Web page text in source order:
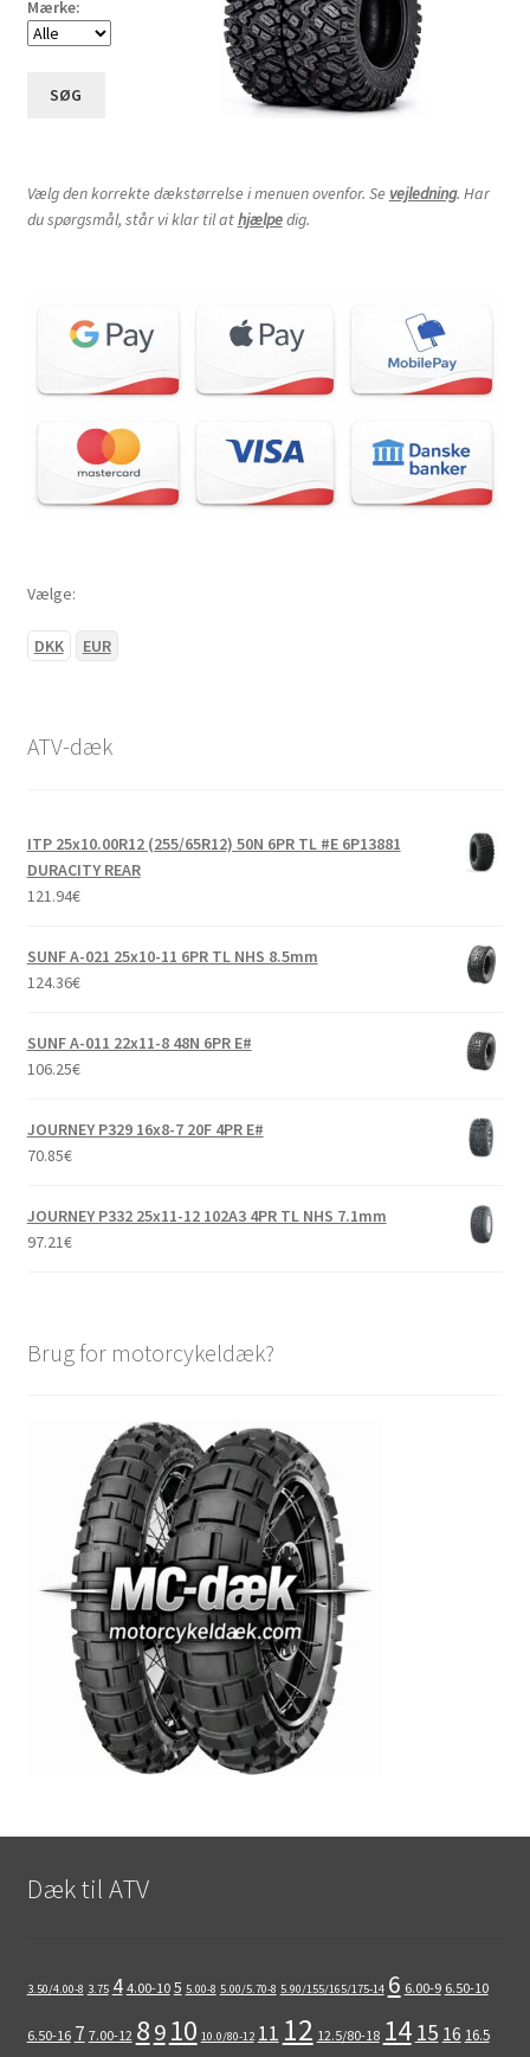
Mærke:
SØG
Vælg den korrekte dækstørrelse i menuen ovenfor. Se vejledning. Har
du spørgsmål, står vi klar til athjælpedig.
Vælge:
DKK EUR
ATV-dæk
ITP 25x10.00R12 (255/65R12) 50N 6PR TL #E 6P13881
DURACITY REAR
121.94€
SUNF A-021 25x10-11 6PR TL NHS 8.5mm
124.36€
SUNF A-011 22x11-8 48N 6PR E#
106.25€
JOURNEY P329 16x8-7 20F 4PR E#
70.85€
JOURNEY P332 25x11-12 102A3 4PR TL NHS 7.1mm
97.21€
Brug for motorcykeldæk?
Dæk til ATV
3.50/4.00-8 3.75 4 4.00-10 5 5.00-8 5.00/5.70-8 5.90/155/165/175-14 6 6.00-9 6.50-10
6.50-16 7 7.00-12 89 10 10.0/80-12 11 12 12.5/80-18 14 15 16 16.5